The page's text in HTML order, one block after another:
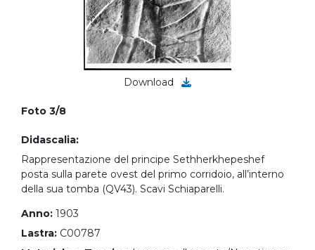
Download
Foto 3/8
Didascalia:
Rappresentazione del principe Sethherkhepeshef
posta sulla parete ovest del primo corridoio, all’interno
della sua tomba (QV43). Scavi Schiaparelli.
Anno: 1903
Lastra: C00787